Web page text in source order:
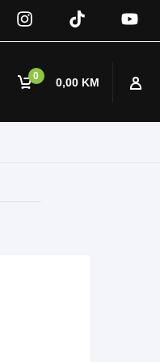
0 0,00 KM